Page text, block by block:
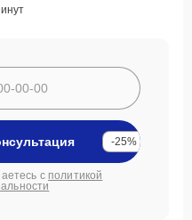
-25%
с политикой